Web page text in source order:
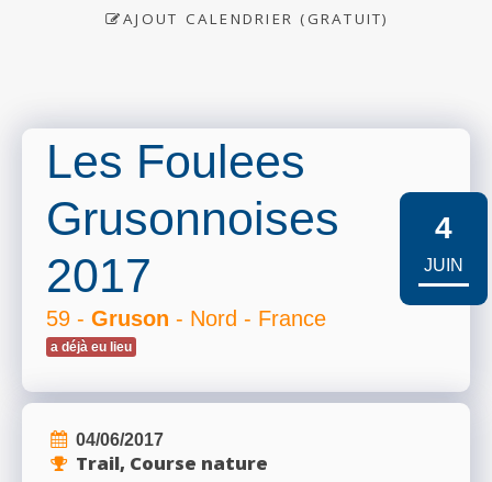
AJOUT CALENDRIER (GRATUIT)
Les Foulees
Grusonnoises
2017
59 - Gruson - Nord - France
a déjà eu lieu
4
JUIN
04/06/2017
Trail, Course nature